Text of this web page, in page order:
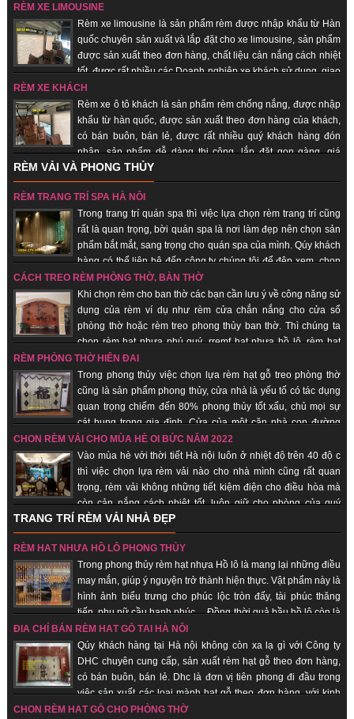
giao hàng nhanh, uy tín, chất lượng, giá thành rẻ.
RÈM XE LIMOUSINE
Rèm xe limousine là sản phẩm rèm được nhập khẩu từ Hàn
quốc chuyên sản xuất và lắp đặt cho xe limousine, sản phẩm
được sản xuất theo đơn hàng, chất liệu cản nắng cách nhiệt
tốt, được rất nhiều các Doanh nghiệp xe khách sử dụng, giao
hàng nhanh, uy tín, chất lượng.
RÈM XE KHÁCH
Rèm xe ô tô khách là sản phẩm rèm chống nắng, được nhập
khẩu từ hàn quốc, được sản xuất theo đơn hàng của khách,
có bán buôn, bán lẻ, được rất nhiều quý khách hàng đón
nhận, sản phẩm dễ dàng thi công, lắp đặt gọn gàng, giá
thành rẻ, giao hàng nhanh, uy tín, chất lượng.
RÈM VẢI VÀ PHONG THỦY
RÈM TRANG TRÍ SPA HÀ NỘI
Trong trang trí quán spa thì việc lựa chọn rèm trang trí cũng
rất là quan trọng, bời quán spa là nơi làm đẹp nên chọn sản
phẩm bắt mắt, sang trọng cho quán spa của mình. Qúy khách
hàng có thể liên hệ đến công ty chúng tôi để đệp xem, chọn
sản phẩm đẹp cho quán của mình, với đội ngũ nhân viên lâu năm trong
trang trí quán spa giúp quý khách hàng tiết kiệm chi phí, được sử dụng sản
phẩm đẹp, rẻ.
CÁCH TREO RÈM PHÒNG THỜ, BÀN THỜ
Khi chọn rèm cho ban thờ các bạn cần lưu ý về công năng sử
dụng của rèm ví dụ như rèm cửa chắn nắng cho cửa sổ
phòng thờ hoặc rèm treo phong thủy ban thờ. Thì chúng ta
chọn rèm hạt nhựa phú quý, rremf hạt nhựa hồ lô, rèm hạt
gỗ... những sản phẩm mang lại sự tôn nghiêm, sang trọng, may mắn, tài lộc
đến với quý khách hàng.
RÈM PHÒNG THỜ HIỆN ĐẠI
Trong phong thủy việc chọn lựa rèm hạt gỗ treo phòng thờ
cũng là sản phẩm phong thủy, cửa nhà là yếu tố có tác dụng
quan trọng chiếm đến 80% phong thủy tốt xấu, chủ mọi sự
cát hung trong gia đình. Cửa của một căn nhà con đường
thông dẫn khí từ bên ngoài vào bên trong nhà. Chính vì vậy các loại vật
dụng đi kèm, trang trí cho cửa nhà nói chung và rèm hạt gỗ phong thủy là
những vật phẩm quan trọng giúp gia chủ hút vượng khí, tài vận, đem lại may
mắn, bình an.
CHỌN RÈM VẢI CHO MÙA HÈ OI BỨC NĂM 2022
Vào mùa hè với thời tiết Hà nội luôn ở nhiệt độ trên 40 độ c
thì việc chọn lựa rèm vải nào cho nhà mình cũng rất quan
trọng, rèm vải không những tiết kiệm điện cho điều hòa mà
còn cản nắng cách nhiệt tốt, luôn giữ cho phòng của quý
khách hàng luôn mát. Khi ai đó nhìn vào chiếc rèm của của một căn hộ,
người ta sẽ đánh giá được “gu” thẩm mỹ chủ nhân, nói cách khác, rèm vải
sẽ thể hiện cá tính, con người của bạn. Không những thế, những chiếc rèm
vải phù hợp sẽ giúp cho sinh hoạt gia đình thuận tiện, giảm đi được cái
nắng gắt của mùa hè.
TRANG TRÍ RÈM VẢI NHÀ ĐẸP
RÈM HẠT NHỰA HỒ LÔ PHONG THỦY
Trong phong thủy rèm hạt nhựa Hồ lô là mang lại những điều
may mắn, giúp ý nguyện trở thành hiện thực. Vật phẩm này là
hình ảnh biểu trưng cho phúc lộc tròn đấy, tài phúc thăng
tiến, phụ nữ cầu hạnh phúc… Đồng thời quả bầu hồ lô còn là
biểu trưng cho sự hài hòa âm dương. Nhận sản xuất theo đơn hàng, giao
hàng nhanh, uy tín.
ĐỊA CHỈ BÁN RÈM HẠT GỖ TẠI HÀ NỘI
Qúy khách hàng tại Hà nội không còn xa lạ gì với Công ty
DHC chuyên cung cấp, sản xuất rèm hạt gỗ theo đơn hàng,
có bán buôn, bán lẻ. Dhc là đơn vị tiên phong đi đầu trong
việc sản xuất các loại mành hạt gỗ theo đơn hàng, với kinh
nghiệm trên 18 năm trên thị trường, được rất nhiều khách hàng chọn lựa là
CHỌN RÈM HẠT GỖ CHO PHÒNG THỜ